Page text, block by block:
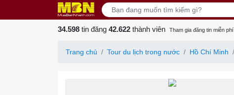
34.598 tin đăng 42.622 thành viên Tham gia đăng tin miễn phí
Trang chủ Tour du lịch trong nước Hồ Chí Minh